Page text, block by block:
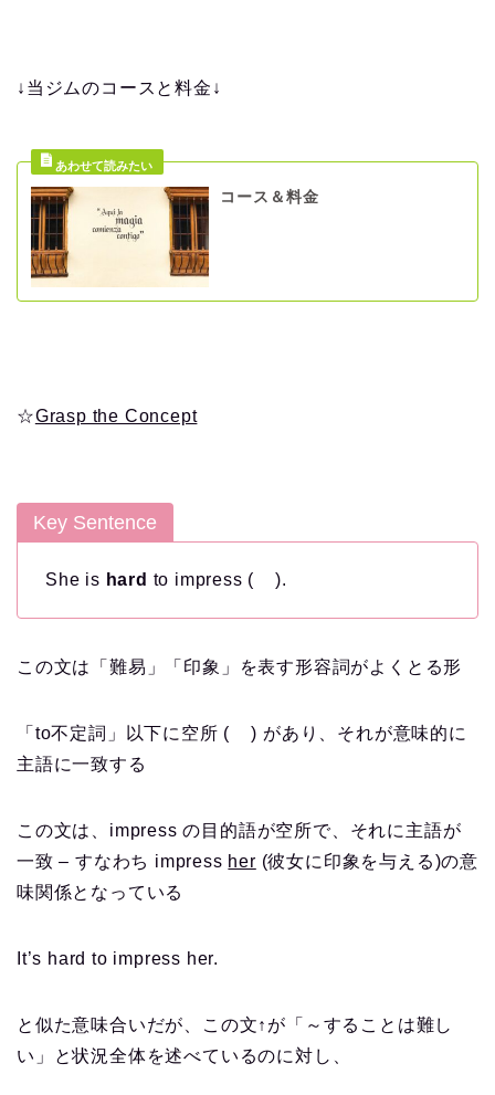
↓当ジムのコースと料金↓
コース＆料金
☆Grasp the Concept
Key Sentence
She is hard to impress ( ).
この文は「難易」「印象」を表す形容詞がよくとる形
「to不定詞」以下に空所 ( ) があり、それが意味的に
主語に一致する
この文は、impress の目的語が空所で、それに主語が
一致 – すなわち impress her (彼女に印象を与える)の意
味関係となっている
It’s hard to impress her.
と似た意味合いだが、 この文↑が 「～することは難し
い」と状況全体を述べているのに対し、